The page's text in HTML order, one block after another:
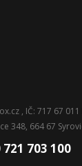
, IČ: 717 67 011
348, 664 67
721 703 100